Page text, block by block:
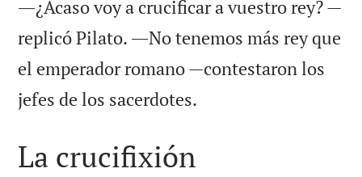
―¿Acaso voy a crucificar a vuestro rey? —
replicó Pilato. ―No tenemos más rey que
el emperador romano —contestaron los
jefes de los sacerdotes.
La crucifixión